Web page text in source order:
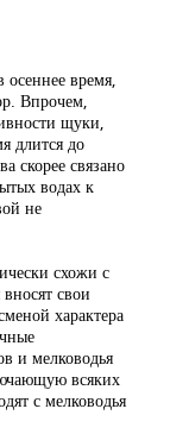
время,
Впрочем,
щуки,
длится до
скорее связано
водах к
не
схожи с
свои
характера
и мелководья
всяких
с мелководья